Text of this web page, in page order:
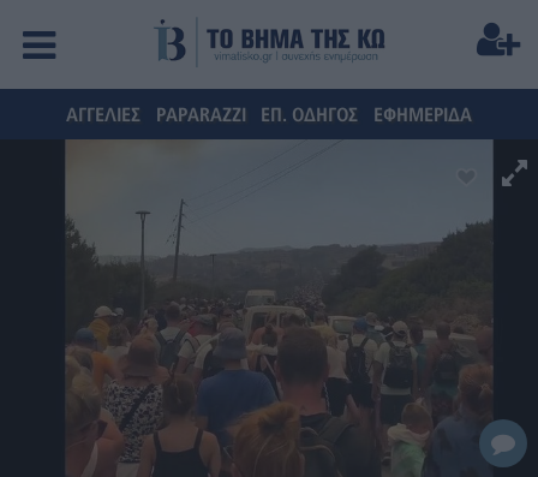
ΑΓΓΕΛΙΕΣ PAPARAZZI ΕΠ. ΟΔΗΓΟΣ ΕΦΗΜΕΡΙΔΑ